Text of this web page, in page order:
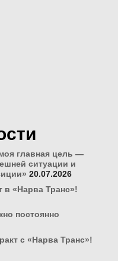
главная цель —
ситуации и
20.07.2026
в «Нарва Транс»!
постоянно
с «Нарва Транс»!